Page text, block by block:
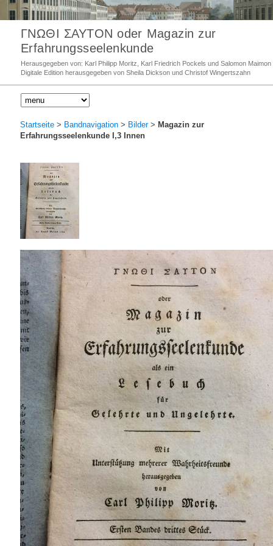
ΓΝΩΘΙ ΣΑΥΤΟΝ oder Magazin zur
Erfahrungsseelenkunde
Herausgegeben von: Karl Philipp Moritz, Karl Friedrich Pockels und Salomon Maimon
Digitale Edition herausgegeben von Sheila Dickson und Christof Wingertszahn
Startseite > Bandnavigation > Bilder> Magazin zur
Erfahrungsseelenkunde I,3 Innen